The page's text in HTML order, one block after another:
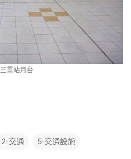
三重站月台
2-交通 5-交通設施